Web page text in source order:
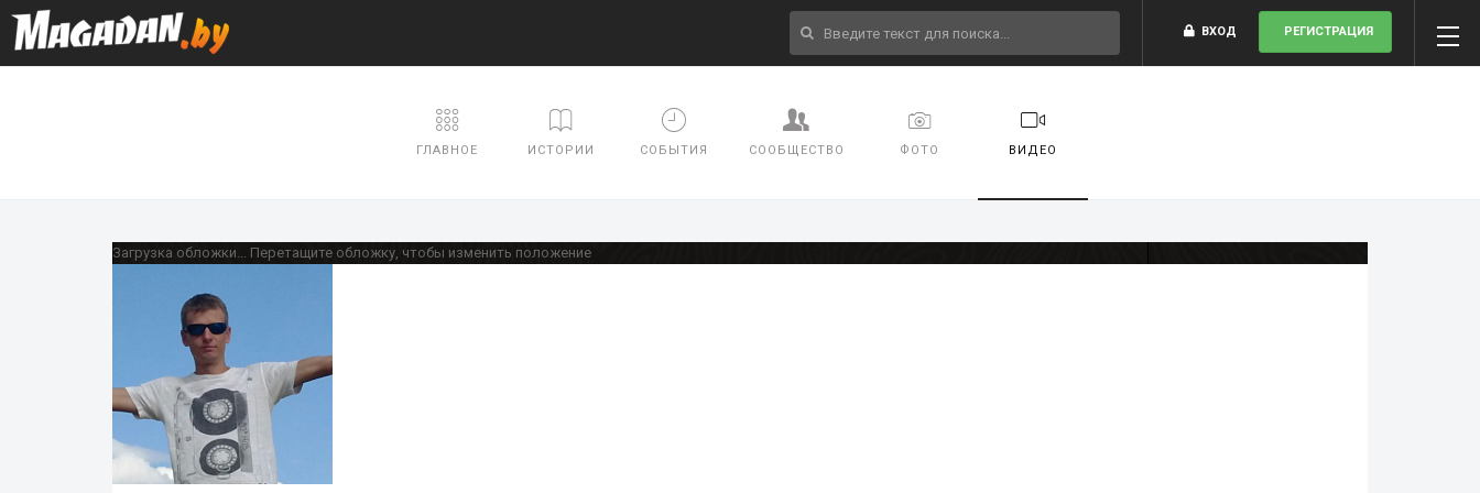
ВХОД РЕГИСТРАЦИЯ
ГЛАВНОЕ ИСТОРИИ СОБЫТИЯ СООБЩЕСТВО ФОТО ВИДЕО
Загрузка обложки... Перетащите обложку, чтобы изменить положение